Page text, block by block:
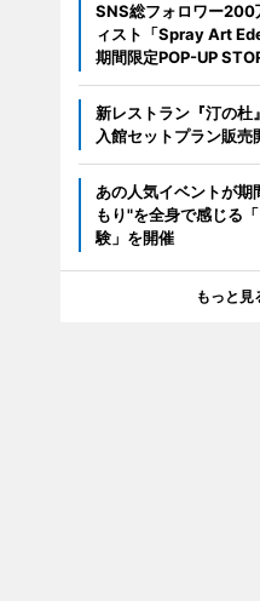
SNS総フォロワー200
ィスト「Spray Art
期間限定POP-UP
新レストラン『汀の杜
入館セットプラン販売
あの人気イベントが期
もり"を全身で感じる
験」を開催
もっと見